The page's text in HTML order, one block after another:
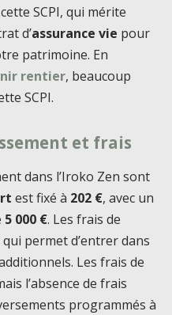
SCPI, qui mérite
d’assurance vie pour
patrimoine. En
rentier, beaucoup
SCPI.
et frais
dans l’Iroko Zen sont
est fixé à 202 €, avec un
5 000 €. Les frais de
qui permet d’entrer dans
Les frais de
l’absence de frais
programmés à